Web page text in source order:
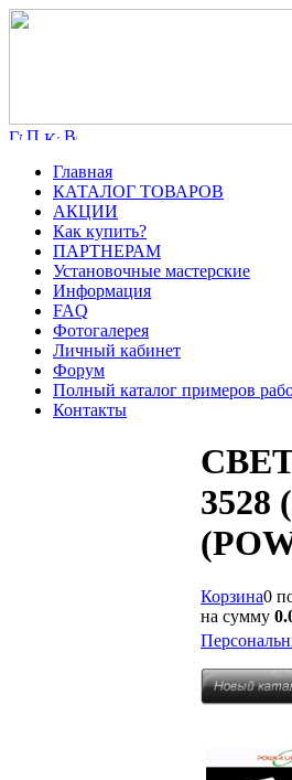
Главная
КАТАЛОГ ТОВАРОВ
АКЦИИ
Как купить?
ПАРТНЕРАМ
Установочные мастерские
Информация
FAQ
Фотогалерея
Личный кабинет
Форум
Полный каталог примеров
Контакты
3528
Корзина0
на сумму